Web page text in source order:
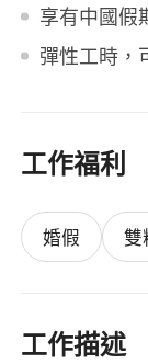
享有中國假
彈性工時，
工作福利
婚假 雙
工作描述